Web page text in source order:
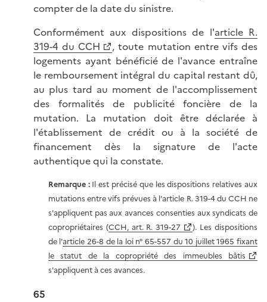
compter de la date du sinistre.
Conformément aux dispositions de l'article R.
319-4 du CCH
, toute mutation entre vifs des
logements ayant bénéficié de l'avance entraîne
le remboursement intégral du capital restant dû,
au plus tard au moment de l'accomplissement
des formalités de publicité foncière de la
mutation. La mutation doit être déclarée à
l'établissement de crédit ou à la société de
financement dès la signature de l'acte
authentique qui la constate.
Remarque :Il est précisé que les dispositions relatives aux
mutations entre vifs prévues à l'article R. 319-4 du CCH ne
s'appliquent pas aux avances consenties aux syndicats de
copropriétaires (CCH, art. R. 319-27
). Les dispositions
de l'article 26-8 de la loi n° 65-557 du 10 juillet 1965 fixant
le statut de la copropriété des immeubles bâtis
s'appliquent à ces avances.
65